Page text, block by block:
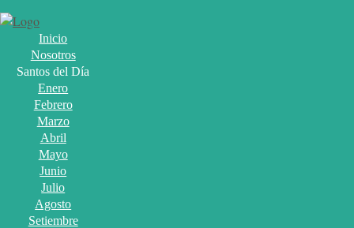
Inicio
Nosotros
Santos del Día
Enero
Febrero
Marzo
Abril
Mayo
Junio
Julio
Agosto
Setiembre